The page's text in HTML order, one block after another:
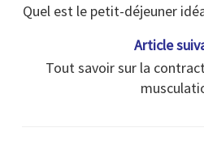
Quel est le petit-déjeuner
Article
Tout savoir sur la